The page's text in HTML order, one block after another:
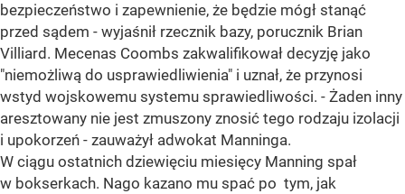
bezpieczeństwo i zapewnienie, że będzie mógł stanąć
przed sądem - wyjaśnił rzecznik bazy, porucznik Brian
Villiard. Mecenas Coombs zakwalifikował decyzję jako
"niemożliwą do usprawiedliwienia" i uznał, że przynosi
wstyd wojskowemu systemu sprawiedliwości. - Żaden inny
aresztowany nie jest zmuszony znosić tego rodzaju izolacji
i upokorzeń - zauważył adwokat Manninga.
W ciągu ostatnich dziewięciu miesięcy Manning spał
w bokserkach. Nago kazano mu spać po tym, jak